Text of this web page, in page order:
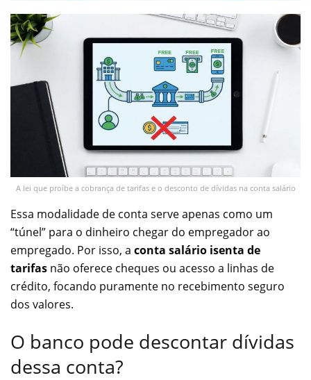
A lei que proíbe a cobrança de tarifas e o desconto de dívidas na conta salário
Essa modalidade de conta serve apenas como um
“túnel” para o dinheiro chegar do empregador ao
empregado. Por isso, a conta salário isenta de
tarifas não oferece cheques ou acesso a linhas de
crédito, focando puramente no recebimento seguro
dos valores.
O banco pode descontar dívidas
dessa conta?